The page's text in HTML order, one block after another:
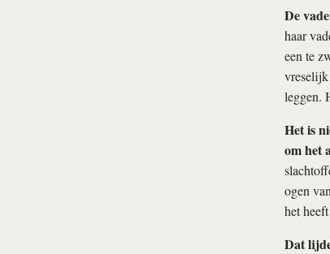
De
haar
een te
leggen.
Het is
om het
ogen
het
Dat